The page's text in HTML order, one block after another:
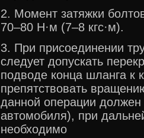
2. Момент затяжки
70–80 Н·м (7–8 кгс·м).
3. При присоединении
следует допускать
подводе конца шланга к
препятствовать
данной операции должен
автомобиля), при
необходимо